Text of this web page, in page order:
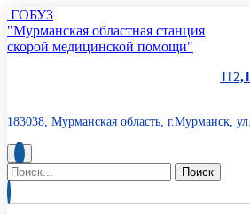
ГОБУЗ
"Мурманская областная станция
скорой медицинской помощи"
183038, Мурманская область, г.Мурманск,